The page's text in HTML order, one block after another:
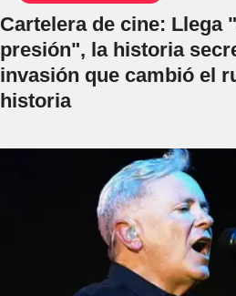
Cartelera de cine: Llega
presión", la historia
invasión que cambió el
historia